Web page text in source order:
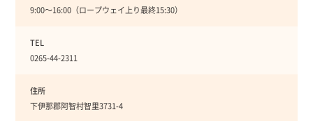
9:00〜16:00（ロープウェイ上り最終15:30）
TEL
0265-44-2311
住所
下伊那郡阿智村智里3731-4